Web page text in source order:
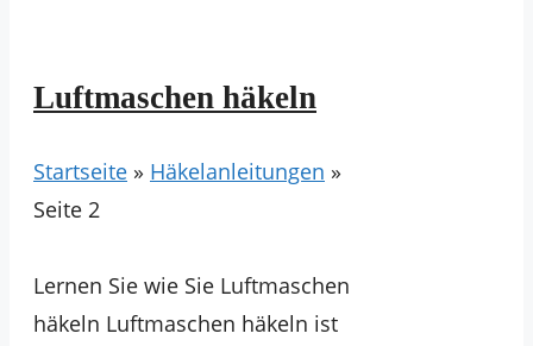
Luftmaschen häkeln
Startseite » Häkelanleitungen »
Seite 2
Lernen Sie wie Sie Luftmaschen
häkeln Luftmaschen häkeln ist